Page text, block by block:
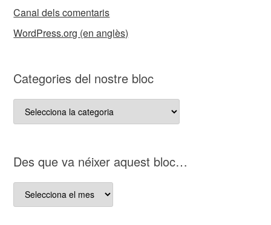
Canal dels comentaris
WordPress.org (en anglès)
Categories del nostre bloc
Categories
del
D es que va néixer aquest bloc…
D es
que